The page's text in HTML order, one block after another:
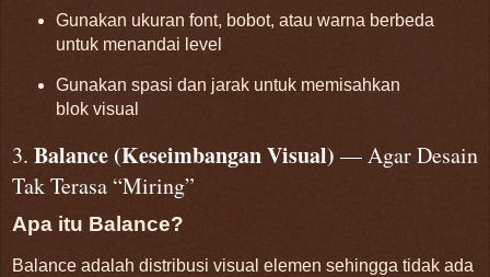
Gunakan ukuran font, bobot, atau warna berbeda
untuk menandai level
Gunakan spasi dan jarak untuk memisahkan
blok visual
3. Balance (Keseimbangan Visual) — Agar Desain
Tak Terasa “Miring”
Apa itu Balance?
Balance adalah distribusi visual elemen sehingga tidak ada